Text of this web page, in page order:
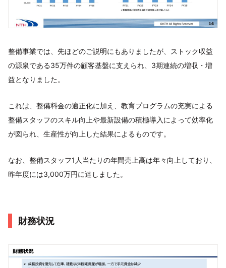
整備事業では、先ほどのご説明にもありましたが、ストック収益
の源泉である35万件の顧客基盤に支えられ、3期連続の増収・増
益となりました。
これは、整備料金の適正化に加え、教育プログラムの充実による
整備スタッフのスキル向上や最新設備の積極導入によって効率化
が図られ、生産性が向上した結果によるものです。
なお、整備スタッフ1人当たりの年間売上高は年々向上しており、
昨年度には3,000万円に達しました。
財務状況